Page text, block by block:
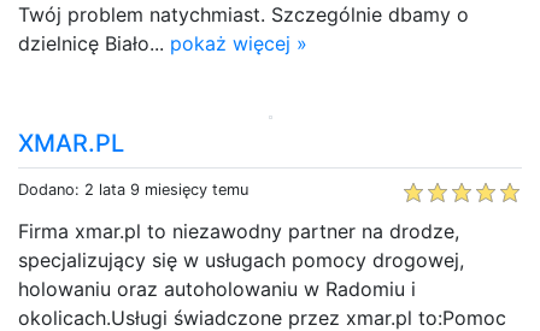
Twój problem natychmiast. Szczególnie dbamy o
dzielnicę Biało... pokaż więcej »
XMAR.PL
Dodano: 2 lata 9 miesięcy temu
Firma xmar.pl to niezawodny partner na drodze,
specjalizujący się w usługach pomocy drogowej,
holowaniu oraz autoholowaniu w Radomiu i
okolicach.Usługi świadczone przez xmar.pl to:Pomoc